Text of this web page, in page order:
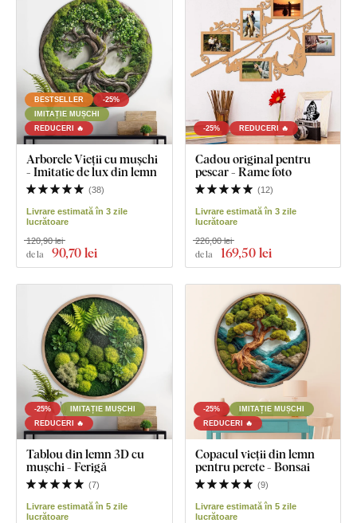
BESTSELLER
-25%
IMITAȚIE MUȘCHI
REDUCERI 🔥
Arborele Vieții cu mușchi
- Imitatie de lux din lemn
(38)
Livrare estimată în 3 zile
lucrătoare
de la 90,70 lei
120,90 lei
-25% REDUCERI 🔥
Cadou original pentru
pescar - Rame foto
(12)
Livrare estimată în 3 zile
lucrătoare
de la 169,50 lei
226,00 lei
-25%
IMITAȚIE MUȘCHI
REDUCERI 🔥
Tablou din lemn 3D cu
mușchi - Ferigă
(7)
Livrare estimată în 5 zile
lucrătoare
-25%
IMITAȚIE MUȘCHI
REDUCERI 🔥
Copacul vieții din lemn
pentru perete - Bonsai
(9)
Livrare estimată în 5 zile
lucrătoare